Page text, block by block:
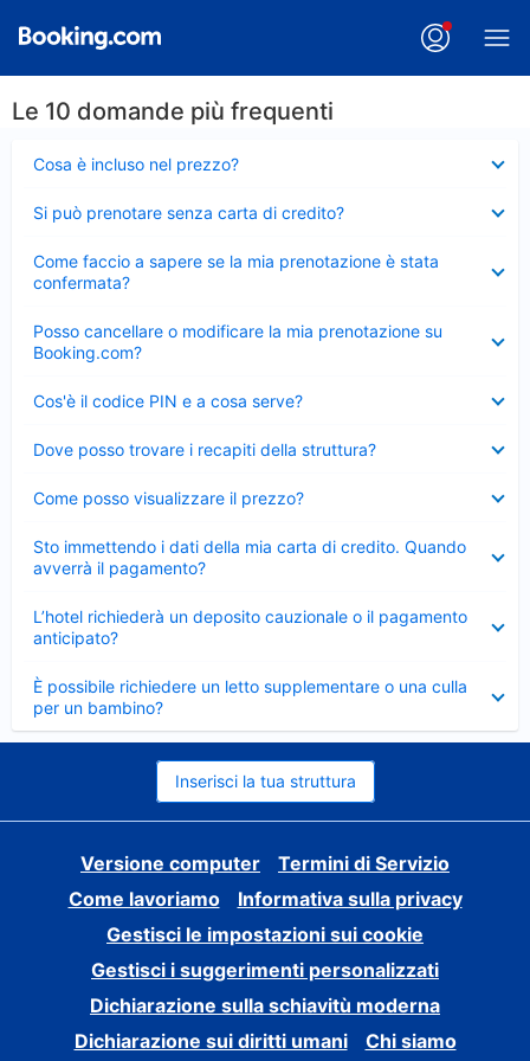
Le 10 domande più frequenti
Cosa è incluso nel prezzo?
chiuso
Si può prenotare senza carta di credito?
chiuso
Come faccio a sapere se la mia prenotazione è stata
confermata?
chiuso
Posso cancellare o modificare la mia prenotazione su
Booking.com?
chiuso
Cos'è il codice PIN e a cosa serve?
chiuso
Dove posso trovare i recapiti della struttura?
chiuso
Come posso visualizzare il prezzo?
chiuso
Sto immettendo i dati della mia carta di credito. Quando
avverrà il pagamento?
chiuso
L’hotel richiederà un deposito cauzionale o il pagamento
anticipato?
chiuso
È possibile richiedere un letto supplementare o una culla
per un bambino?
Elemento
chiuso
Inserisci la tua struttura
Versione computer
Termini di Servizio
Come lavoriamo
Informativa sulla privacy
Gestisci le impostazioni sui cookie
Gestisci i suggerimenti personalizzati
Dichiarazione sulla schiavitù moderna
Dichiarazione sui diritti umani
Chi siamo